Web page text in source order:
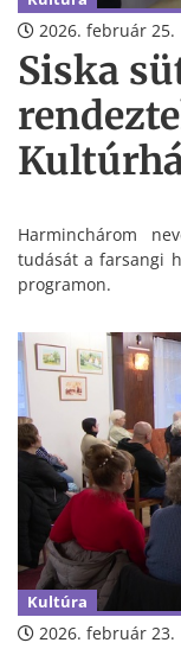
2026. február 25.
Siska
Harminchárom
tudását a farsangi
programon.
Kultúra
2026. február 23.